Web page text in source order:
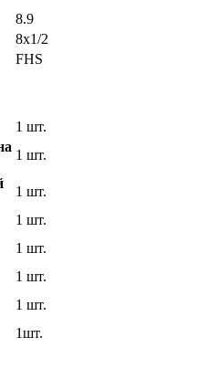
8.9
8х1/2
FHS
1 шт.
1 шт.
1 шт.
1 шт.
1 шт.
1 шт.
1 шт.
1шт.